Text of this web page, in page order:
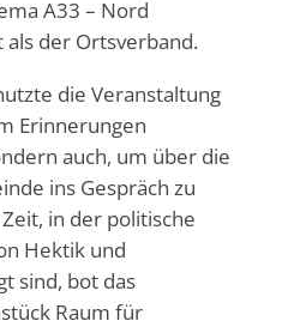
A33 – Nord
der Ortsverband.
die Veranstaltung
Erinnerungen
auch, um über die
ins Gespräch zu
in der politische
Hektik und
sind, bot das
Raum für